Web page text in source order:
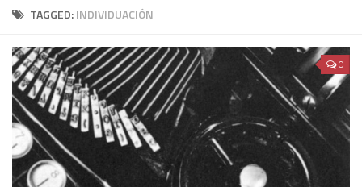
Sobre el proyecto
#TesisFilosUNAM
Objetivos
Informe 2013-2015
Informe 2015-2018
Informe 2019-2023
TAGGED:INDIVIDUACIÓN
0